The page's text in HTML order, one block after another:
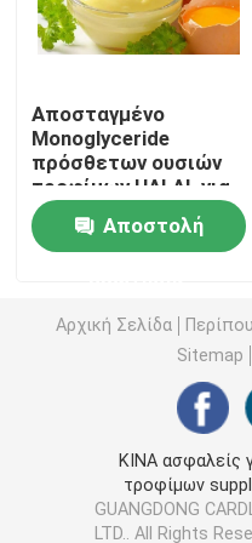
Γαλακτωματοποιητής
Φυσικοί
Μονο και diglycerides
Monostearate
Αποσταγμένο
Monoglyceride
πρόσθετων ουσιών
τροφίμων HALAL για
τη μαγιονέζα
Αποστολή
Αρχική Σελίδα
Sitemap
ΚΙΝΑ ασφαλείς
τροφίμων
GUANGDONG
LTD.. All Rights